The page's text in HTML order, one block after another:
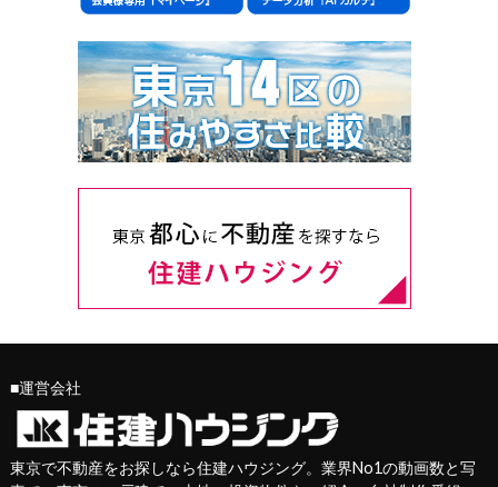
■運営会社
東京で不動産をお探しなら住建ハウジング。業界No1の動画数と写